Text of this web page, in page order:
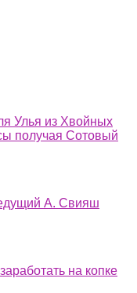
Улья из Хвойных
получая Сотовый
А. Свияш
на копке